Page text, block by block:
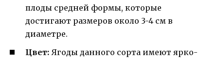
плоды средней формы, которые
достигают размеров около 3-4 см в
диаметре.
Цвет: Ягоды данного сорта имеют ярко-